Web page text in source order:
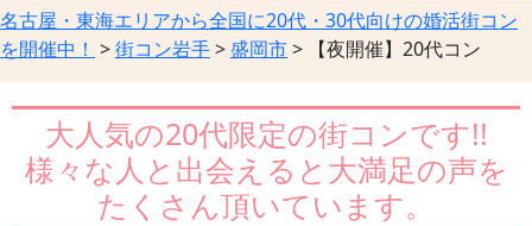
名古屋・東海エリアから全国に20代・30代向けの婚活街コン
を開催中！ >街コン岩手> 盛岡市> 【夜開催】20代コン
大人気の20代限定の街コンです!!
様々な人と出会えると大満足の声を
たくさん頂いています。